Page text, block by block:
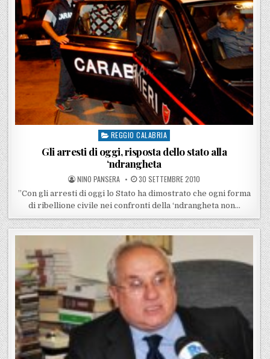
Posted in
REGGIO CALABRIA
Gli arresti di oggi, risposta dello stato alla
‘ndrangheta
POSTED BY
NINO PANSERA POSTED ON
30 SETTEMBRE 2010
”Con gli arresti di oggi lo Stato ha dimostrato che ogni forma
di ribellione civile nei confronti della ‘ndrangheta non…